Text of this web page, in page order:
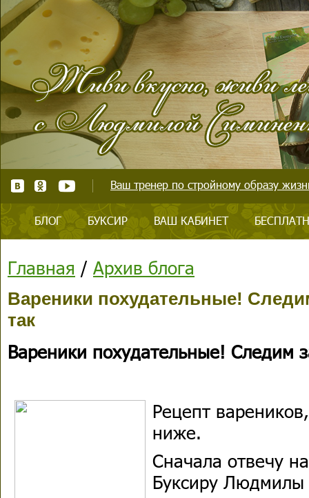
Ваш тренер по стройному образу
БЛОГ БУКСИР ВАШ КАБИНЕТ
Главная / Архив блога
Вареники похудательные!
так
Вареники похудательные! Следим
Рецепт
ниже.
Сначала отвечу
Буксиру